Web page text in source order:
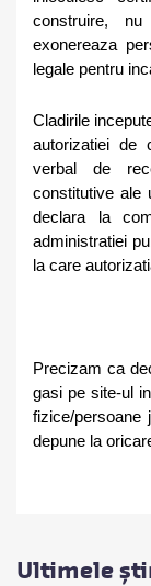
construire,
exonereaza
legale pentru
Cladirile
autorizatiei de
verbal de
constitutive ale
declara la
administratiei
la care
Precizam ca
gasi pe site-ul
fizice/persoane
depune la
Ultimele